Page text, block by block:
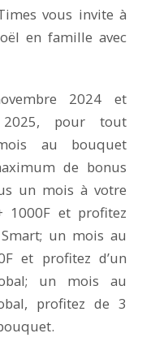
vous invite à
en famille avec
2024 et
2025, pour tout
au bouquet
de bonus
un mois à votre
1000F et profitez
un mois au
et profitez d’un
un mois au
profitez de 3